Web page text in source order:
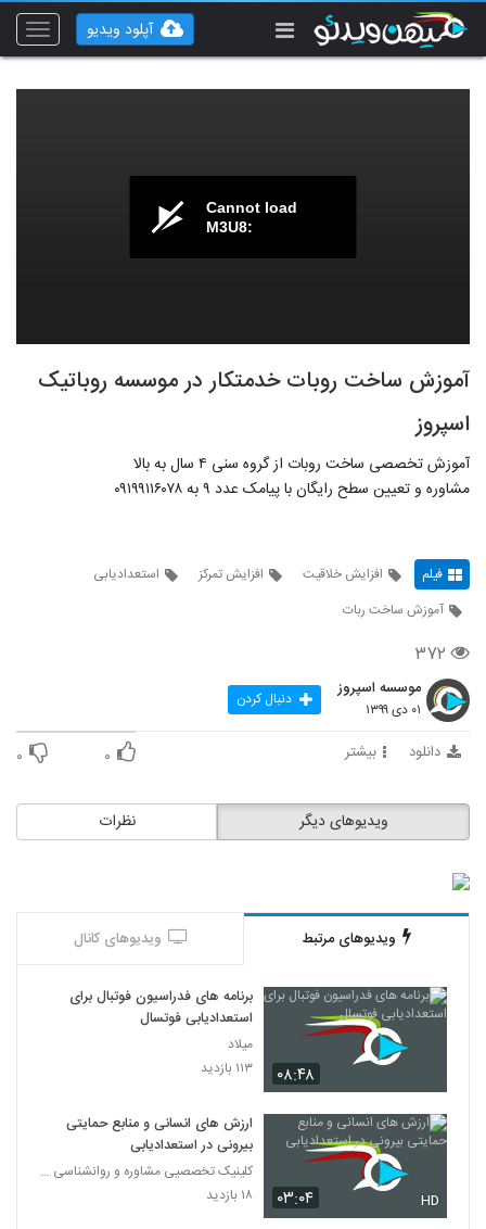
Toggle
آپلود ویدیو
Cannot load
M3U8:
آموزش ساخت روبات خدمتکار در موسسه روباتیک
اسپروز
آموزش تخصصی ساخت روبات از گروه سنی ۴ سال به بالا
مشاوره و تعیین سطح رایگان با پیامک عدد ۹ به ۰۹۱۹۹۱۱۶۰۷۸
فیلم افزایش خلاقیت افزایش تمرکز
استعدادیابی
آموزش ساخت ربات
۳۷۲
موسسه اسپروز
۰۱ دی ۱۳۹۹ دنبال کردن
دانلود بیشتر ۰ ۰
نظرات ویدیوهای دیگر
ویدیوهای مرتبط ویدیوهای کانال
۰۸:۴۸
برنامه های فدراسیون فوتبال برای
استعدادیابی فوتسال
میلاد
۱۱۳ بازدید
۰۳:۰۴ HD
ارزش های انسانی و منابع حمایتی
بیرونی در استعدادیابی
کلینیک تخصصیی مشاوره و روانشناسی خانواده ایرانی
۱۸ بازدید